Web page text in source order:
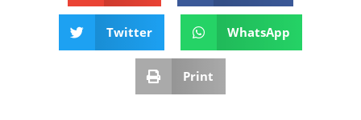
Twitter WhatsApp
Print